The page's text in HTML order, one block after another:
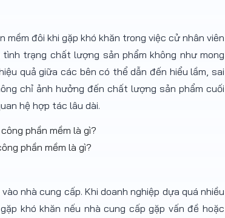
đôi khi gặp khó khăn trong việc cử nhân viên
trạng chất lượng sản phẩm không như mong
quả giữa các bên có thể dẫn đến hiểu lầm, sai
chỉ ảnh hưởng đến chất lượng sản phẩm cuối
hệ hợp tác lâu dài.
phần mềm là gì?
nhà cung cấp. Khi doanh nghiệp dựa quá nhiều
khó khăn nếu nhà cung cấp gặp vấn đề hoặc